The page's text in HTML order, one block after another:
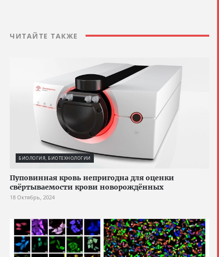
ЧИТАЙТЕ ТАКЖЕ
БИОЛОГИЯ, БИОТЕХНОЛОГИИ
Пуповинная кровь непригодна для оценки
свёртываемости крови новорождённых
18 Октябрь, 2024